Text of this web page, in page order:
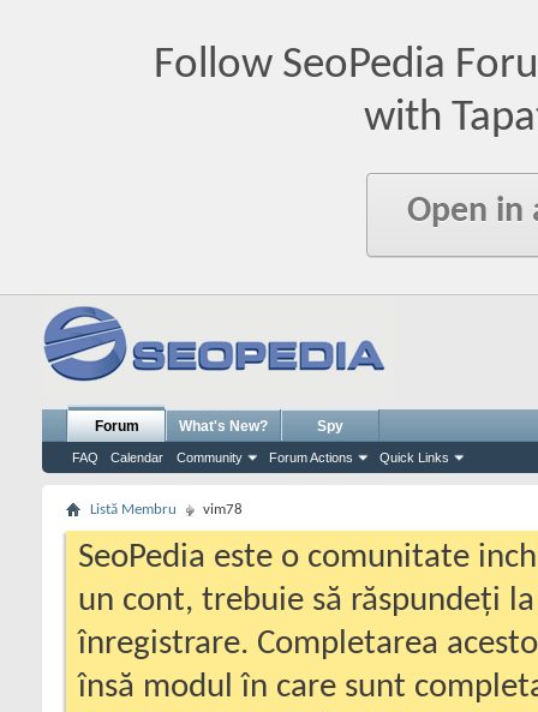
Follow SeoPedia
with
Open in
Forum
FAQ Calendar Community Forum Actions Quick Links
What's New? Spy
Listă Membru vim78
SeoPedia este o comunitate
un cont, trebuie să răspundeți
înregistrare. Completarea
însă modul în care sunt